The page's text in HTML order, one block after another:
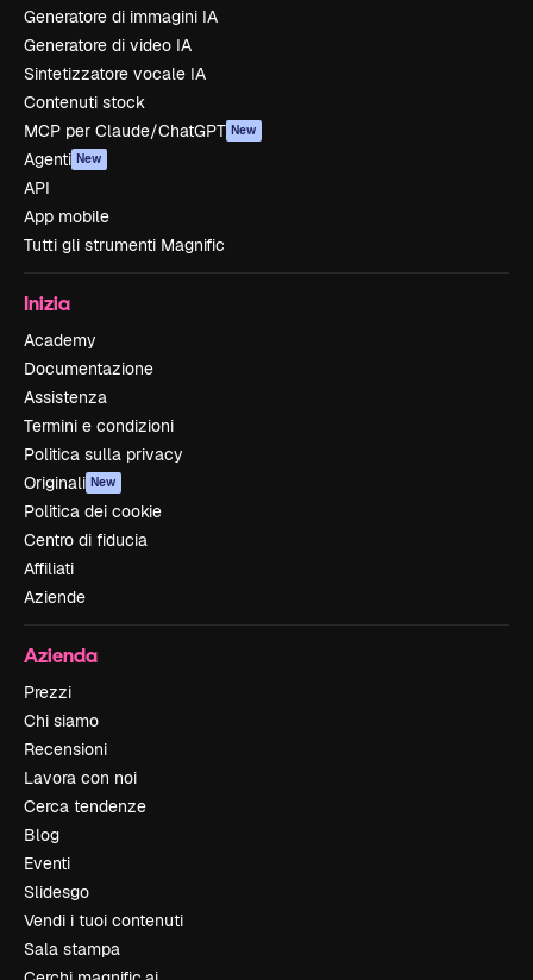
Generatore di immagini IA
Generatore di video IA
Sintetizzatore vocale IA
Contenuti stock
MCP per Claude/ChatGPT New
Agenti New
API
App mobile
Tutti gli strumenti Magnific
Inizia
Academy
Documentazione
Assistenza
Termini e condizioni
Politica sulla privacy
Originali New
Politica dei cookie
Centro di fiducia
Affiliati
Aziende
Azienda
Prezzi
Chi siamo
Recensioni
Lavora con noi
Cerca tendenze
Blog
Eventi
Slidesgo
Vendi i tuoi contenuti
Sala stampa